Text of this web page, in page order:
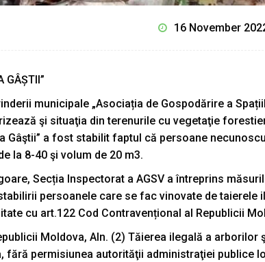
16 November
GÂȘTII”
municipale „Asociația de Gospodărire a
şi situaţia din terenurile cu vegetaţie
Gâştii” a fost stabilit faptul că persoane
la 8-40 şi volum de 20 m3.
Secția Inspectorat a AGSV a întreprins
persoanele care se fac vinovate de
cu art.122 Cod Contravențional al Republicii
Moldova, Aln. (2) Tăierea ilegală a
fără permisiunea autorităţii administraţiei publice